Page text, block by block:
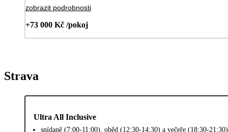
zobrazit podrobnosti
+73 000 Kč /pokoj
Strava
Ultra All Inclusive
snídaně (7:00-11:00), oběd (12:30-14:30) a večeře (18:30-